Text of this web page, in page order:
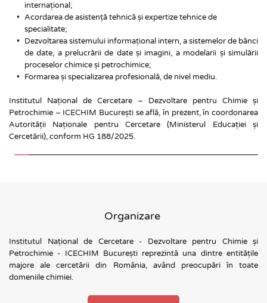
internațional;
Acordarea de asistență tehnică și expertize tehnice de
specialitate;
Dezvoltarea sistemului informațional intern, a sistemelor de bănci
de date, a prelucrării de date și imagini, a modelarii și simulării
proceselor chimice și petrochimice;
Formarea și specializarea profesională, de nivel mediu.
Institutul Național de Cercetare – Dezvoltare pentru Chimie și
Petrochimie – ICECHIM București se află, în prezent, în coordonarea
Autorității Naționale pentru Cercetare (Ministerul Educației și
Cercetării), conform HG 188/2025.
Organizare
Institutul Național de Cercetare - Dezvoltare pentru Chimie și
Petrochimie - ICECHIM București reprezintă una dintre entitățile
majore ale cercetării din România, având preocupări în toate
domeniile chimiei.